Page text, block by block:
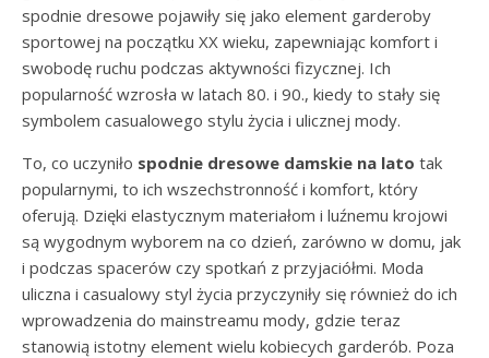
spodnie dresowe pojawiły się jako element garderoby
sportowej na początku XX wieku, zapewniając komfort i
swobodę ruchu podczas aktywności fizycznej. Ich
popularność wzrosła w latach 80. i 90., kiedy to stały się
symbolem casualowego stylu życia i ulicznej mody.
To, co uczyniło spodnie dresowe damskie na lato tak
popularnymi, to ich wszechstronność i komfort, który
oferują. Dzięki elastycznym materiałom i luźnemu krojowi
są wygodnym wyborem na co dzień, zarówno w domu, jak
i podczas spacerów czy spotkań z przyjaciółmi. Moda
uliczna i casualowy styl życia przyczyniły się również do ich
wprowadzenia do mainstreamu mody, gdzie teraz
stanowią istotny element wielu kobiecych garderób. Poza